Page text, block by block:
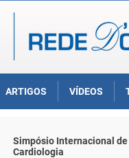
ARTIGOS VÍDEOS
Simpósio Internacional de
Cardiologia